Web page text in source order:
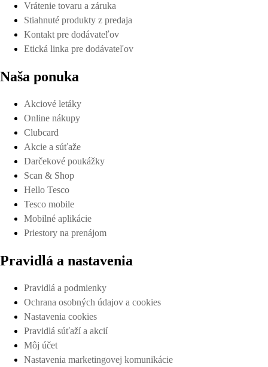
Detaily platnosti
Vrátenie tovaru a záruka
Stiahnuté produkty z predaja
Kontakt pre dodávateľov
Etická linka pre dodávateľov
Naša ponuka
Akciové letáky
Online nákupy
Clubcard
Akcie a súťaže
Darčekové poukážky
Scan & Shop
Hello Tesco
Tesco mobile
Mobilné aplikácie
Priestory na prenájom
Pravidlá a nastavenia
Pravidlá a podmienky
Ochrana osobných údajov a cookies
Nastavenia cookies
Pravidlá súťaží a akcií
Môj účet
Nastavenia marketingovej komunikácie